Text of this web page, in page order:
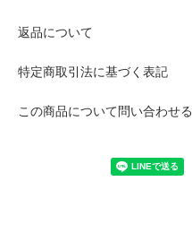
返品について
特定商取引法に基づく表記
この商品について問い合わせる